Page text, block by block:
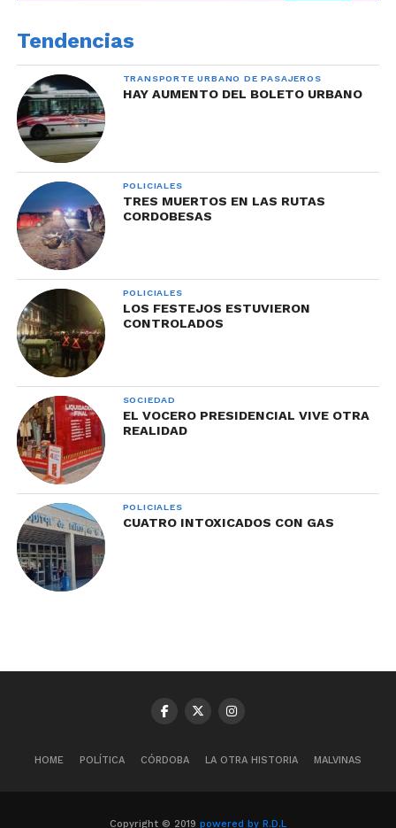
Tendencias
TRANSPORTE URBANO DE PASAJEROS
HAY AUMENTO DEL BOLETO URBANO
POLICIALES
TRES MUERTOS EN LAS RUTAS
CORDOBESAS
POLICIALES
LOS FESTEJOS ESTUVIERON
CONTROLADOS
SOCIEDAD
EL VOCERO PRESIDENCIAL VIVE OTRA
REALIDAD
POLICIALES
CUATRO INTOXICADOS CON GAS
HOME POLÍTICA CÓRDOBA LA OTRA HISTORIA MALVINAS
Copyright © 2019 powered by R.D.L